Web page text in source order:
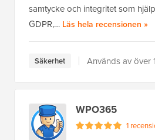
samtycke och integritet som
GDPR,… Läs hela recensionen av
»
Säkerhet Används av över
WPO365
1